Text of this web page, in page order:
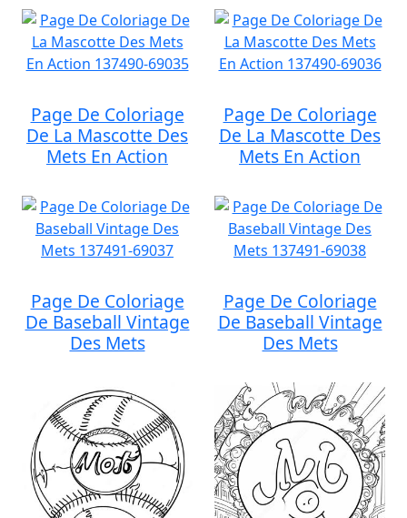
Page De Coloriage
De La Mascotte Des
Mets En Action
Page De Coloriage
De La Mascotte Des
Mets En Action
Page De Coloriage
De Baseball Vintage
Des Mets
Page De Coloriage
De Baseball Vintage
Des Mets